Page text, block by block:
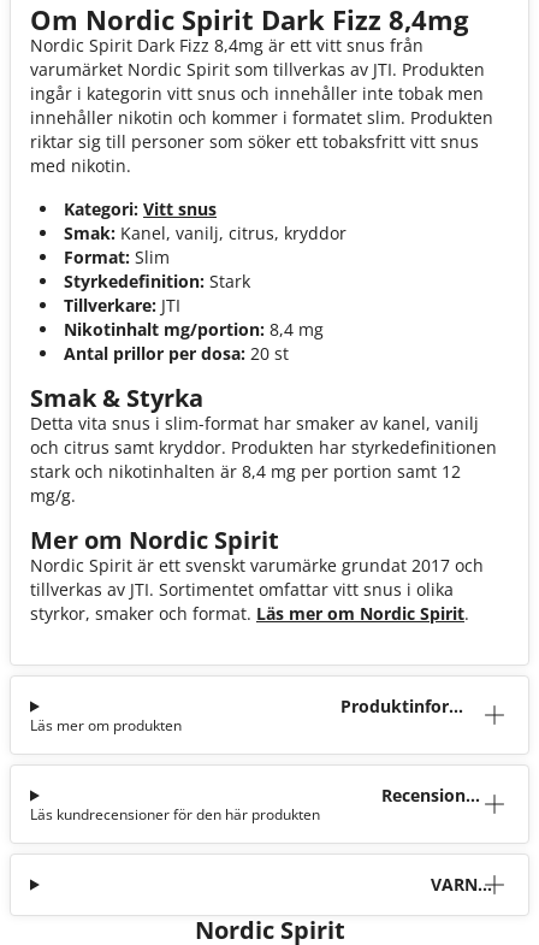
Om Nordic Spirit Dark Fizz 8,4mg
Nordic Spirit Dark Fizz 8,4mg är ett vitt snus från
varumärket Nordic Spirit som tillverkas av JTI. Produkten
ingår i kategorin vitt snus och innehåller inte tobak men
innehåller nikotin och kommer i formatet slim. Produkten
riktar sig till personer som söker ett tobaksfritt vitt snus
med nikotin.
Kategori: Vitt snus
Smak: Kanel, vanilj, citrus, kryddor
Format: Slim
Styrkedefinition: Stark
Tillverkare: JTI
Nikotinhalt mg/portion: 8,4 mg
Antal prillor per dosa: 20 st
Smak & Styrka
Detta vita snus i slim-format har smaker av kanel, vanilj
och citrus samt kryddor. Produkten har styrkedefinitionen
stark och nikotinhalten är 8,4 mg per portion samt 12
mg/g.
Mer om Nordic Spirit
Nordic Spirit är ett svenskt varumärke grundat 2017 och
tillverkas av JTI. Sortimentet omfattar vitt snus i olika
styrkor, smaker och format. Läs mer om Nordic Spirit.
Produktinforma
Läs mer om produkten
Recensioner
Läs kundrecensioner för den här produkten
VARNI
Nordic Spirit